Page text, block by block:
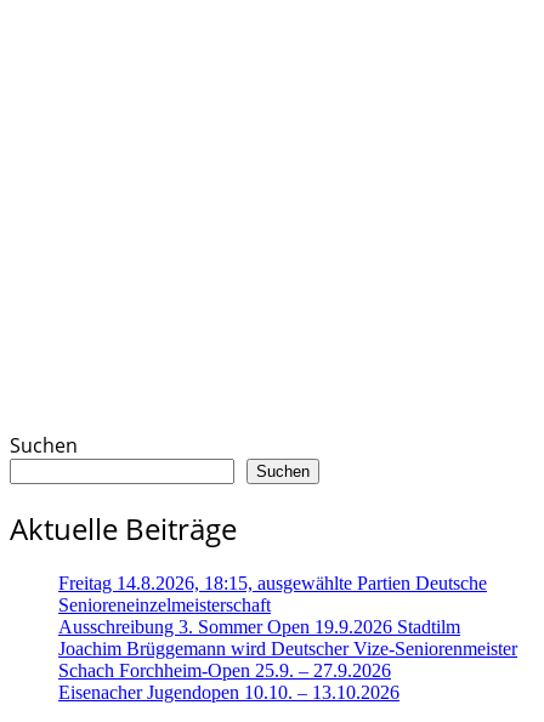
Suchen
Suchen
Aktuelle Beiträge
Freitag 14.8.2026, 18:15, ausgewählte Partien Deutsche
Senioreneinzelmeisterschaft
Ausschreibung 3. Sommer Open 19.9.2026 Stadtilm
Joachim Brüggemann wird Deutscher Vize-Seniorenmeister
Schach Forchheim-Open 25.9. – 27.9.2026
Eisenacher Jugendopen 10.10. – 13.10.2026